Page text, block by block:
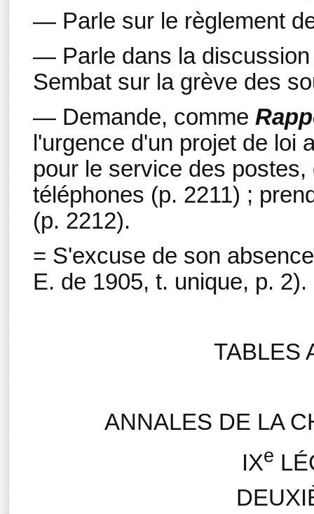
— Parle sur le règlement
— Parle dans la discussion
Sembat sur la grève des
— Demande, comme
l'urgence d'un projet de loi
pour le service des
téléphones (p. 2211) ;
(p. 2212).
= S'excuse de son
E. de 1905, t. unique, p. 2).
TABLES
ANNALES DE LA
IXe